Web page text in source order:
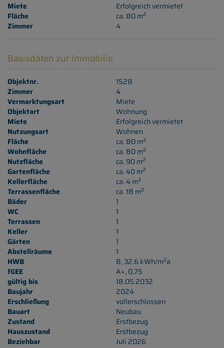
Miete
Erfolgreich vermietet
Fläche
ca. 80 m2
Zimmer 4
Basisdaten zur Immobilie
Objektnr.
1528
Zimmer
4
Vermarktungsart
Miete
Objektart
Wohnung
Miete
Erfolgreich vermietet
Nutzungsart
Wohnen
Fläche
ca. 80 m2
Wohnfläche ca. 80 m2
Nutzfläche ca. 90 m2
Gartenfläche ca. 40 m2
Kellerfläche ca. 4 m2
Terrassenfläche ca. 18 m2
Bäder
1
WC
1
Terrassen
1
Keller
1
Gärten
1
Abstellräume
1
HWB
B, 32.6 kWh/m2a
fGEE
A+, 0,75
gültig bis
18.05.2032
Baujahr
2024
Erschließung
vollerschlossen
Bauart
Neubau
Zustand
Erstbezug
Hauszustand
Erstbezug
Beziehbar
Juli 2026